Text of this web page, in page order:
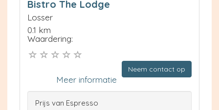
Bistro The Lodge
Losser
0.1 km
Waardering:
Neem contact op
Meer informatie
Prijs van Espresso